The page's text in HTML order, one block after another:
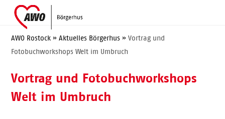
Skip
content
Open
mobile
menu
Close
mobile
menu
AWO Rostock »Aktuelles Börgerhus »Vortrag und
Fotobuchworkshops Welt im Umbruch
Vortrag und Fotobuchworkshops
Welt im Umbruch